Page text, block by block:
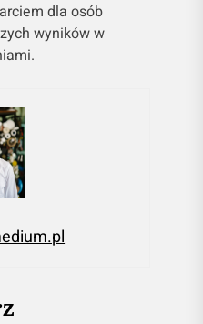
dla osób
wyników w